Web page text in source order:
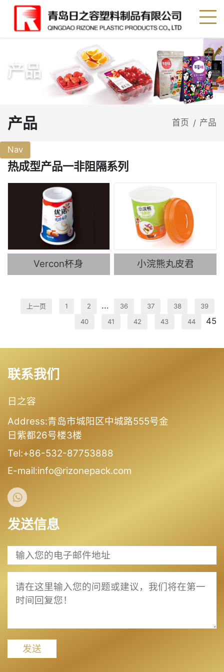
产品
产品 首页 / 产品
Nav
热成型产品一非阻隔系列
Vercon杯身 小浣熊丸皮君
上一页 1 2 ... 36 37 38
39
40
41 42 43 44 45
联系我们
日之容
Address:青岛市城阳区中城路555号金
日紫都26号楼3楼
Tel:+86-532-87753888
E-mail:info@rizonepack.com
发送信息
发送